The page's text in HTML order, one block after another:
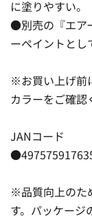
に塗りやすい。
●別売の『エア
ーペイントとし
※お買い上げ前
カラーをご確認
JANコード
※品質向上のた
す。パッケージ